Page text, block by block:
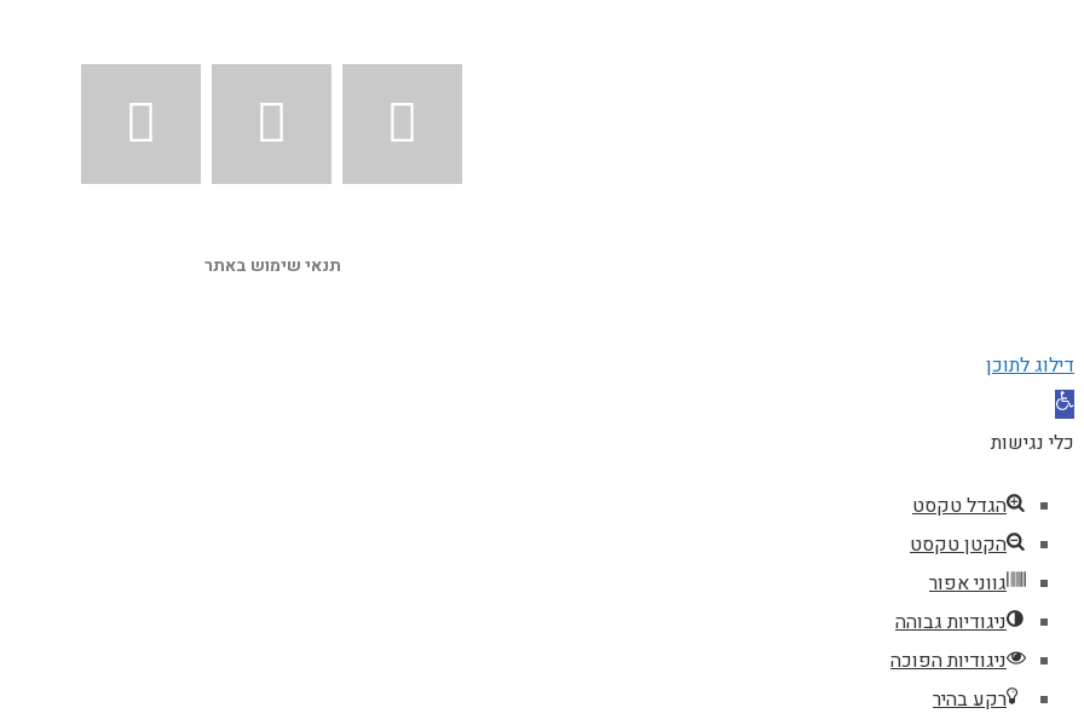
תנאי שימוש באתר
דילוג לתוכן
פתח סרגל נגישות
כלי נגישות
הגדל טקסט
הקטן טקסט
גווני אפור
ניגודיות גבוהה
ניגודיות הפוכה
רקע בהיר